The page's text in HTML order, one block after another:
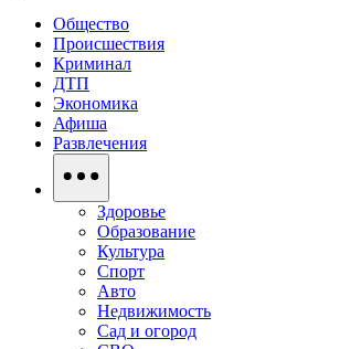
Общество
Происшествия
Криминал
ДТП
Экономика
Афиша
Развлечения
Здоровье
Образование
Культура
Спорт
Авто
Недвижимость
Сад и огород